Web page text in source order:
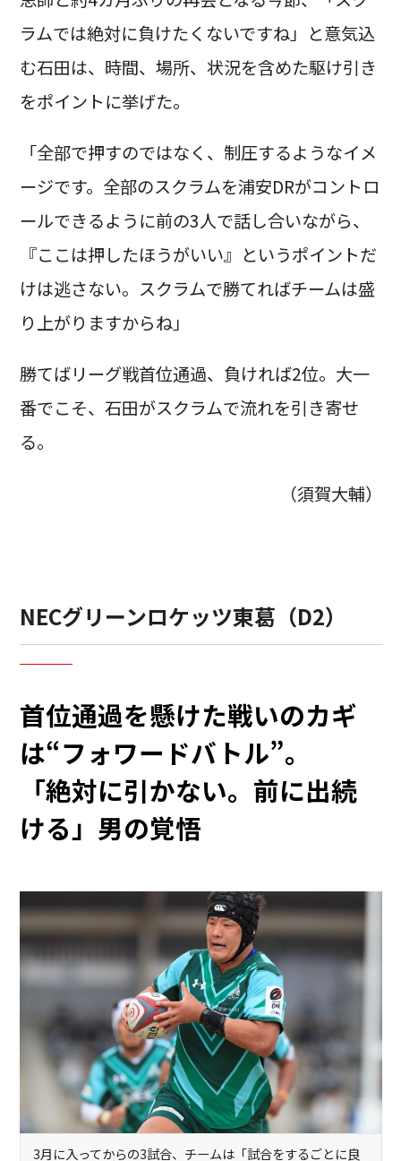
ラムでは絶対に負けたくないですね」と意気込
む石田は、時間、場所、状況を含めた駆け引き
をポイントに挙げた。
「全部で押すのではなく、制圧するようなイメ
ージです。全部のスクラムを浦安DRがコントロ
ールできるように前の3人で話し合いながら、
『ここは押したほうがいい』というポイントだ
けは逃さない。スクラムで勝てればチームは盛
り上がりますからね」
勝てばリーグ戦首位通過、負ければ2位。大一
番でこそ、石田がスクラムで流れを引き寄せ
る。
（須賀大輔）
NECグリーンロケッツ東葛（D2）
首位通過を懸けた戦いのカギ
は“フォワードバトル”。
「絶対に引かない。前に出続
ける」男の覚悟
3月に入ってからの3試合、チームは「試合をするごとに良